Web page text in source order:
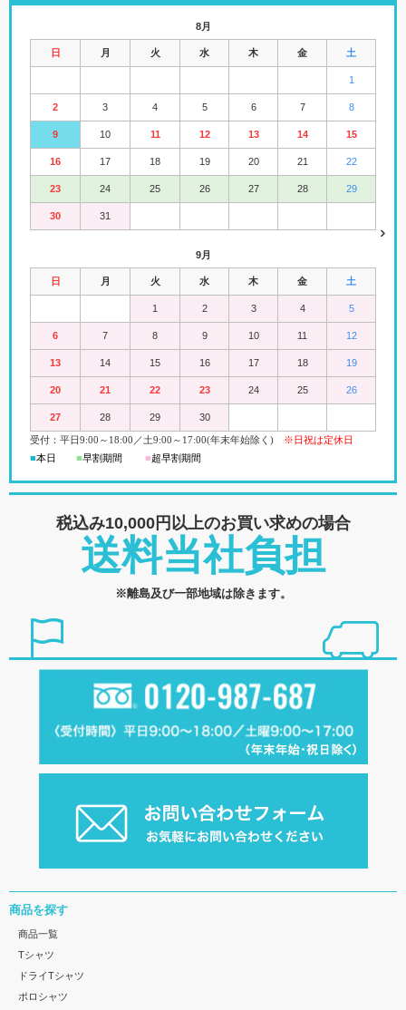
8月
日 月 火 水 木 金 土
1
2 3 4 5 6 7 8
9 10 11 12 13 14 15
16 17 18 19 20 21 22
23 24 25 26 27 28 29
30 31
9月
日 月 火 水 木 金 土
1 2 3 4 5
6 7 8 9 10 11 12
13 14 15 16 17 18 19
20 21 22 23 24 25 26
27 28 29 30
受付：平日9:00 ～18:00 ／ 土9:00 ～ 17:00(年末年始除く) ※日祝は定休日
■本日 ■早割期間 ■超早割期間
税込み10,000円以上のお買い求めの場合
送料当社負担
※離島及び一部地域は除きます。
商品を探す
商品一覧
Tシャツ
ドライTシャツ
ポロシャツ